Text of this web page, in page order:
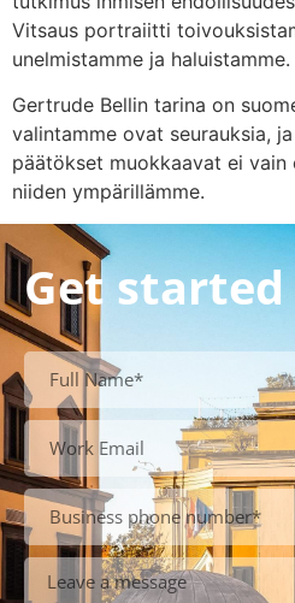
Vitsaus portraiitti
unelmistamme ja haluistamme.
Gertrude Bellin tarina on
valintamme ovat seurauksia,
päätökset muokkaavat ei vain
niiden ympärillämme.
Get